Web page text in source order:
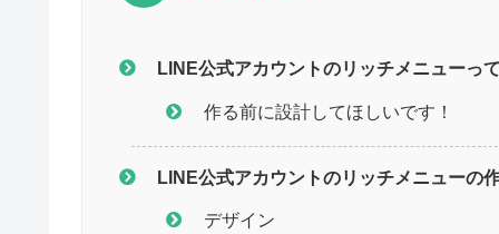
LINE公式アカウントのリッチメニューっ
作る前に設計してほしいです！
LINE公式アカウントのリッチメニューの
デザイン